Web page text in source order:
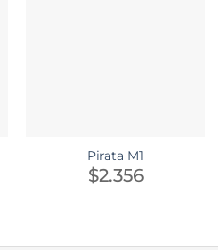
Pirata M1
$2.356